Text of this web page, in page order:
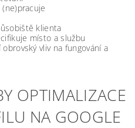
klienta
místo a službu
vliv na fungování a
OPTIMALIZACE
NA GOOGLE